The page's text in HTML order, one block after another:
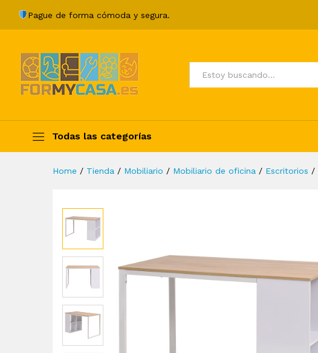
Pague de forma cómoda y segura.
Todos
Todas las categorías
Producto para mascotas
Home / Tienda / Mobiliario / Mobiliario de oficina / Escritorios /
Description Specification